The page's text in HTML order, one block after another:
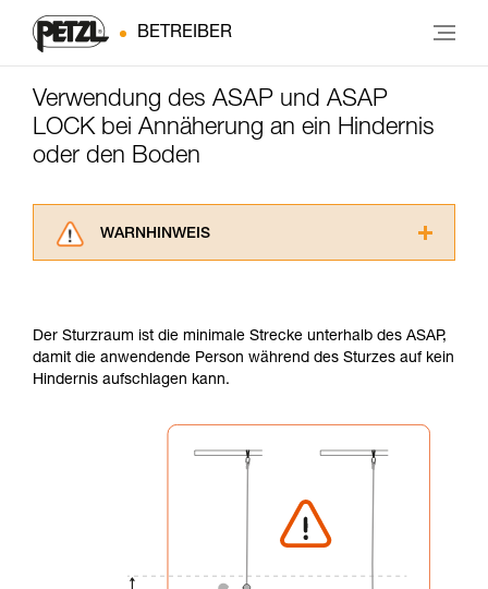
BETREIBER
Verwendung des ASAP und ASAP
LOCK bei Annäherung an ein Hindernis
oder den Boden
WARNHINWEIS
ziehen. Um diese Zusatzinformationen
verstehen zu können, müssen Sie zuerst die in
der Gebrauchsanweisung enthaltenen
Die Beherrschung dieser Techniken setzt eine
entsprechende Ausbildung und ein spezielles
Training voraus. Prüfen Sie zusammen mit
Vorgang alleine sicher zu wiederholen, bevor
Sie ihn eigenständig durchführen.
verbundenen Techniken. Möglicherweise gibt es
Der Sturzraum ist die minimale Strecke unterhalb des ASAP,
damit die anwendende Person während des Sturzes auf kein
Hindernis aufschlagen kann.